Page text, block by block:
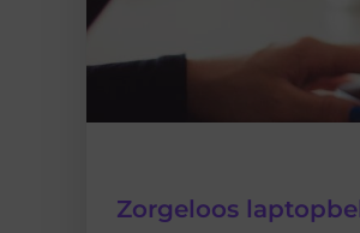
Zorgeloos